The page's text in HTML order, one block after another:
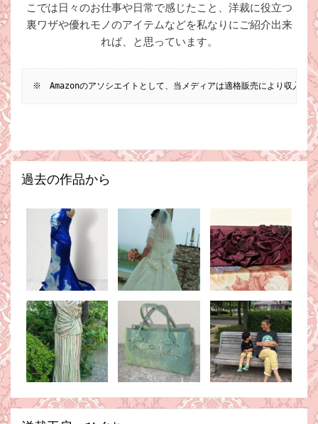
こでは日々のお仕事や日常で感じたこと、洋裁に役立つ
裏ワザや優れモノのアイテムなどを私なりにご紹介出来
れば、と思っています。
※　Amazonのアソシエイトとして、当メディアは適格販売により収入を
過去の作品から